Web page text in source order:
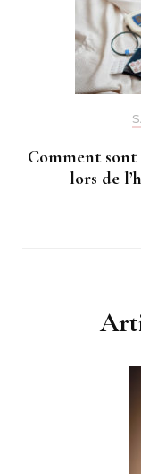
Comment sont
lors de